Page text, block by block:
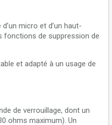
micro et d’un haut-
fonctions de suppression de
et adapté à un usage de
de verrouillage, dont un
ohms maximum). Un